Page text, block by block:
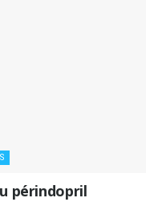
périndopril